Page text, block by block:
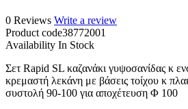
0 Reviews Write a review
Product code38772001
Availability In Stock
Σετ Rapid SL καζανάκι γυψοσανίδας κ
κρεμαστή λεκάνη με βάσεις τοίχου κ
συστολή 90-100 για αποχέτευση Φ 100